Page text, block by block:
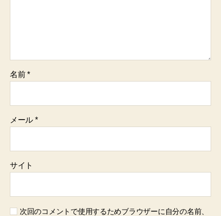
名前*
メール *
サイト
次回のコメントで使用するためブラウザーに自分の名前、